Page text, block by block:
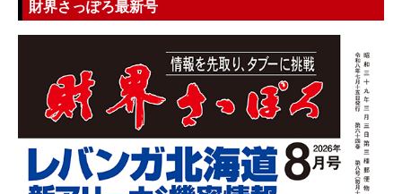
財界さっぽろ最新号